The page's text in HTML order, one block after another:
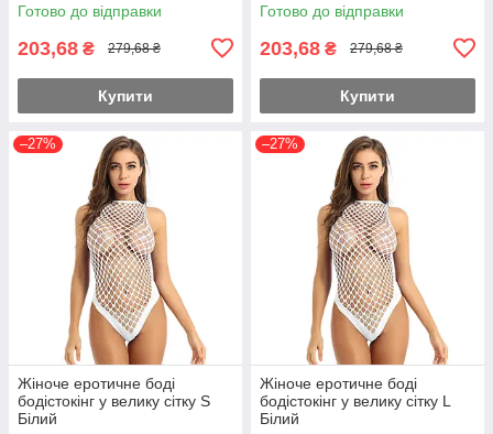
Готово до відправки
203,68 ₴ 279,68 ₴
Купити
Готово до відправки
203,68 ₴ 279,68 ₴
Купити
–27%
Жіноче еротичне боді
бодістокінг у велику сітку S
Білий
–27%
Жіноче еротичне боді
бодістокінг у велику сітку L
Білий